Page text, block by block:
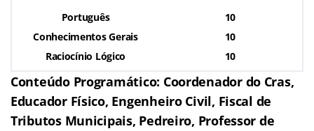
Português
Conhecimentos Gerais
Raciocínio Lógico
10
10
10
Conteúdo Programático: Coordenador do Cras,
Educador Físico, Engenheiro Civil, Fiscal de
Tributos Municipais, Pedreiro, Professor de